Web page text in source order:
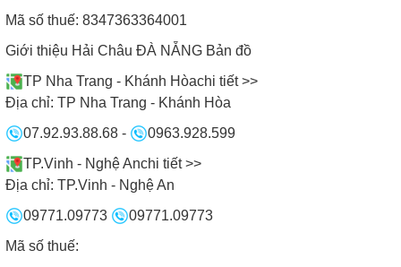
Mã số thuế: 8347363364001
Giới thiệu Hải Châu ĐÀ NẴNG Bản đồ
TP Nha Trang - Khánh Hòachi tiết >>
Địa chỉ: TP Nha Trang - Khánh Hòa
07.92.93.88.68 -
0963.928.599
TP.Vinh - Nghệ Anchi tiết >>
Địa chỉ: TP.Vinh - Nghệ An
09771.09773
09771.09773
Mã số thuế: